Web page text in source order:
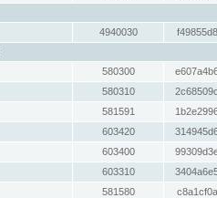
4940030
580300
580310
581591
603420
603400
603310
581580